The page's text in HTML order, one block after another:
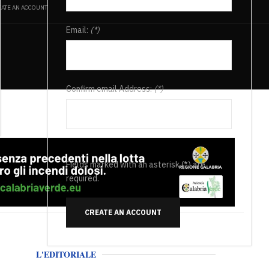
AN ACCOUNT
Email: (*)
Confirm email Address:(*)
Fields marked with an asterisk (*) are
required.
CREATE AN ACCOUNT
L'EDITORIALE